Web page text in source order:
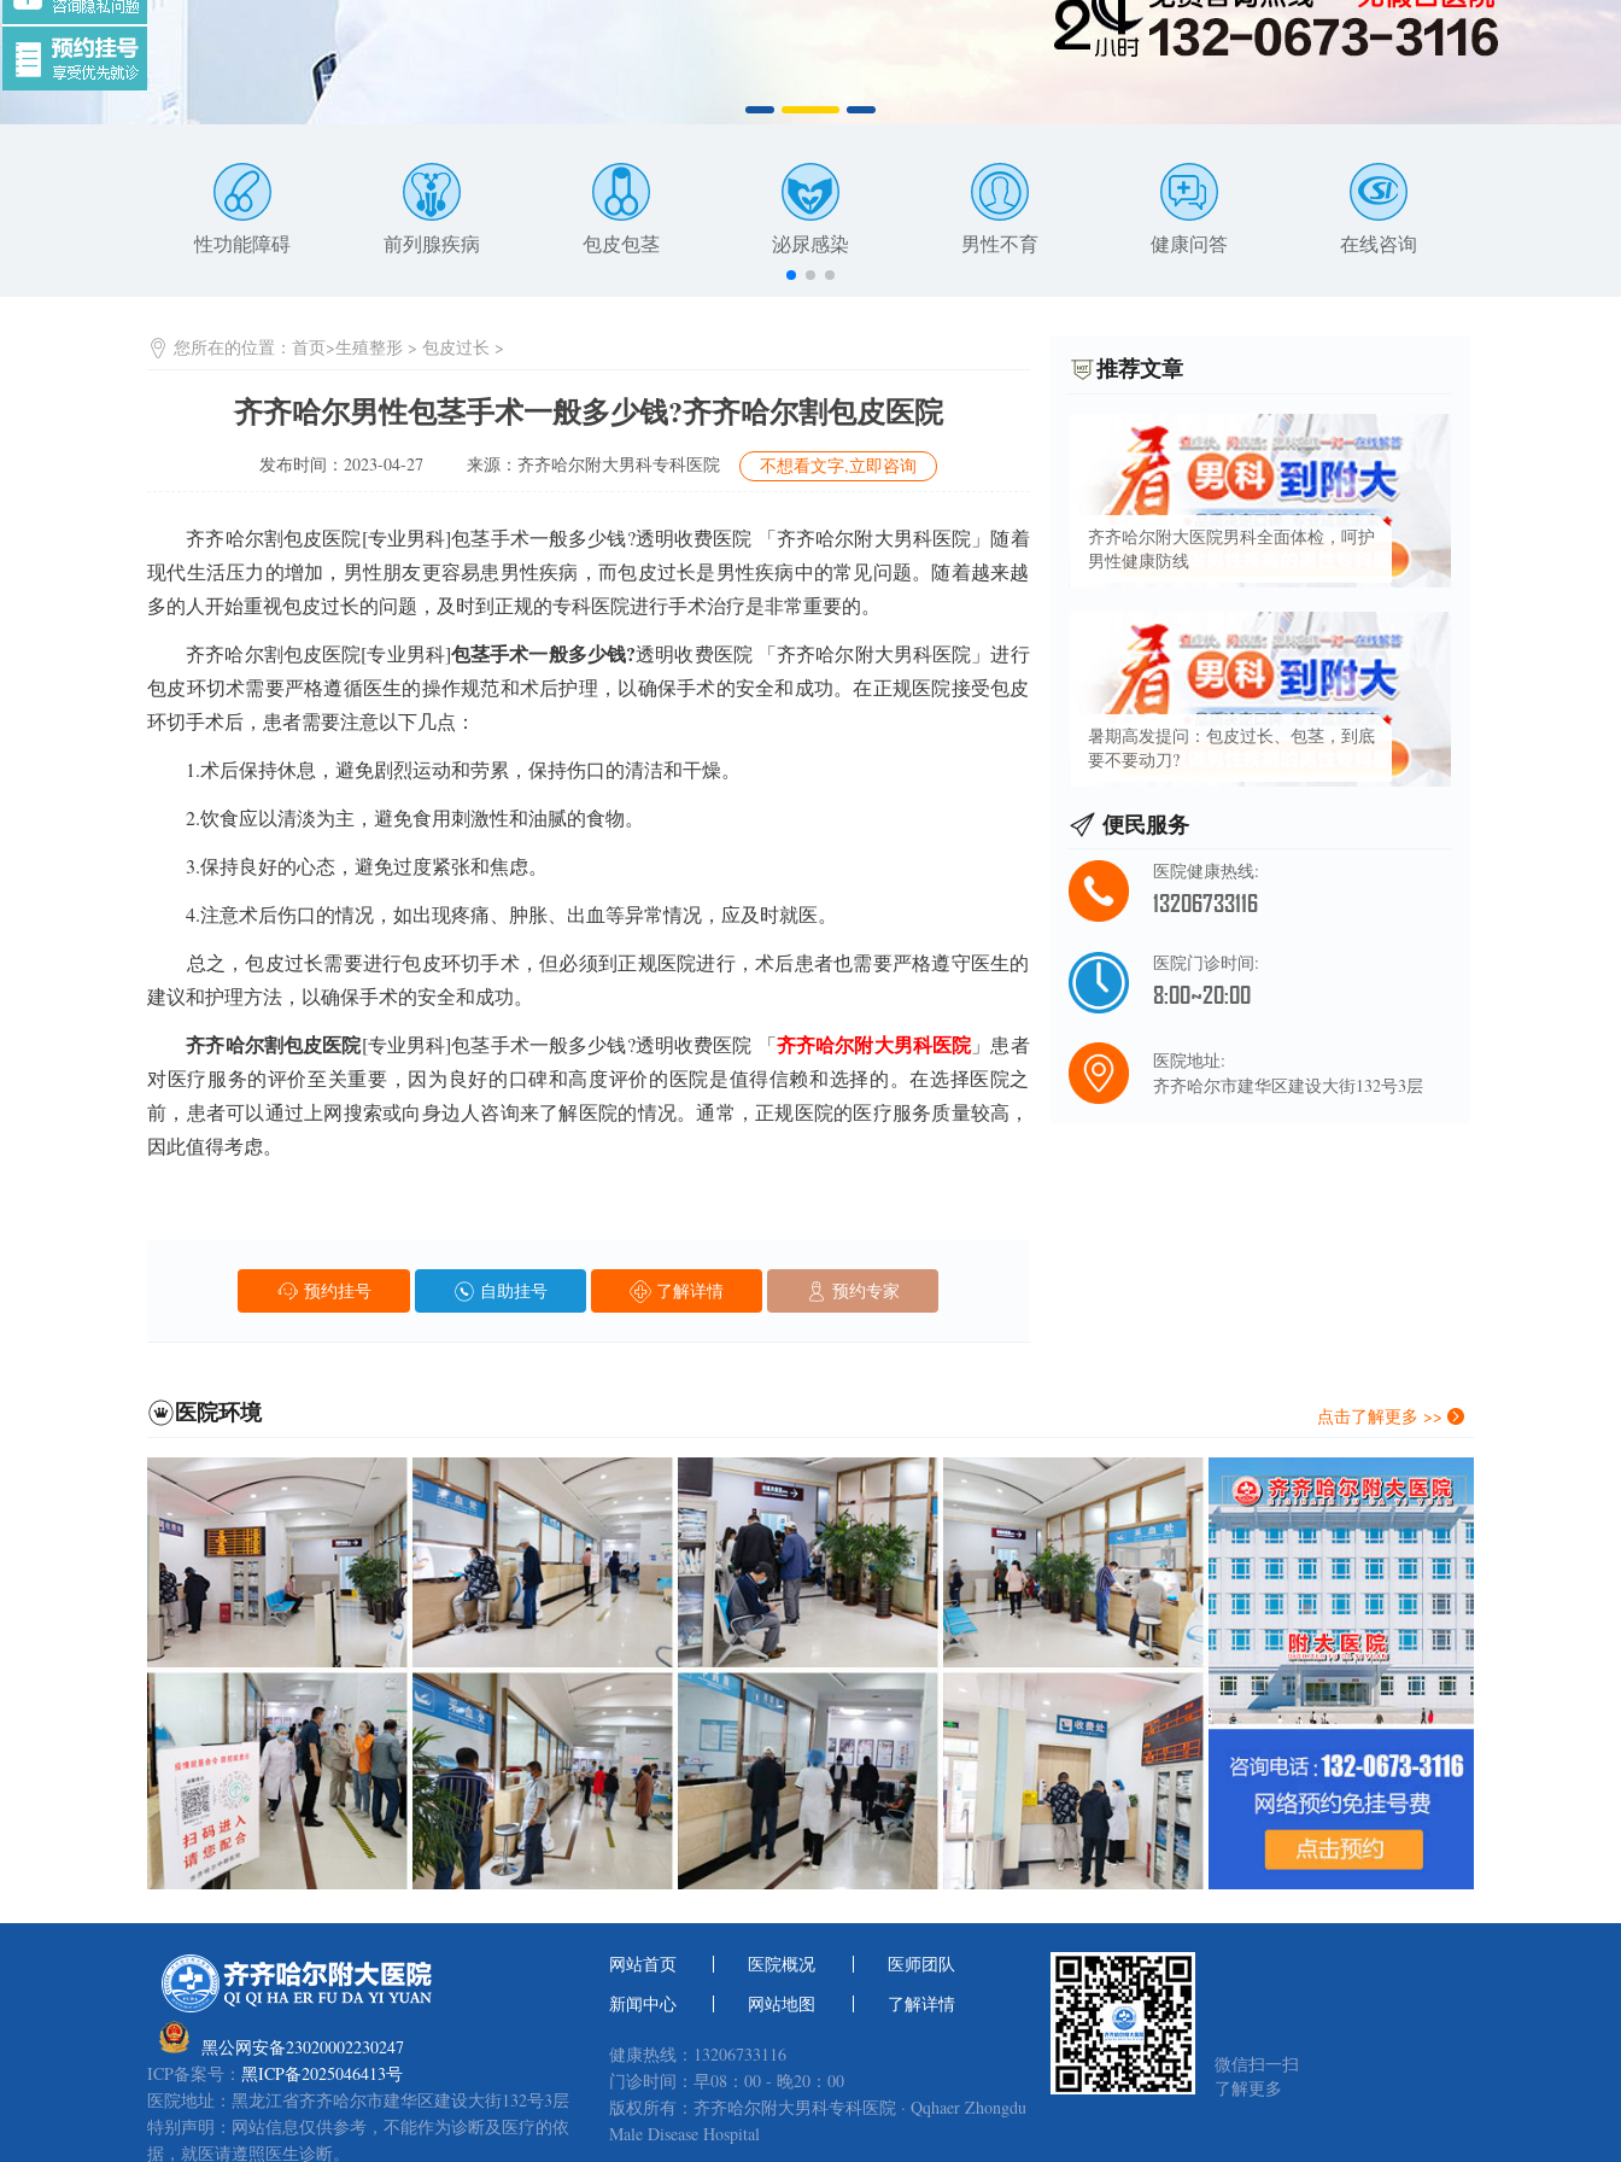
性功能障碍 前列腺疾病 包皮包茎 泌尿感染 男性不育 健康问答 在线咨询
您所在的位置：首页>生殖整形 >包皮过长 >
齐齐哈尔男性包茎手术一般多少钱?齐齐哈尔割包皮医院
发布时间：2023-04-27 来源：齐齐哈尔附大男科专科医院 不想看文字,立即咨询
齐齐哈尔割包皮医院[专业男科]包茎手术一般多少钱?透明收费医院 「齐齐哈尔附大男科医院」随着
现代生活压力的增加，男性朋友更容易患男性疾病，而包皮过长是男性疾病中的常见问题。随着越来越
多的人开始重视包皮过长的问题，及时到正规的专科医院进行手术治疗是非常重要的。
齐齐哈尔割包皮医院[专业男科]包茎手术一般多少钱?透明收费医院 「齐齐哈尔附大男科医院」进行
包皮环切术需要严格遵循医生的操作规范和术后护理，以确保手术的安全和成功。在正规医院接受包皮
环切手术后，患者需要注意以下几点：
1.术后保持休息，避免剧烈运动和劳累，保持伤口的清洁和干燥。
2.饮食应以清淡为主，避免食用刺激性和油腻的食物。
3.保持良好的心态，避免过度紧张和焦虑。
4.注意术后伤口的情况，如出现疼痛、肿胀、出血等异常情况，应及时就医。
总之，包皮过长需要进行包皮环切手术，但必须到正规医院进行，术后患者也需要严格遵守医生的
建议和护理方法，以确保手术的安全和成功。
齐齐哈尔割包皮医院[专业男科]包茎手术一般多少钱?透明收费医院 「齐齐哈尔附大男科医院」患者
对医疗服务的评价至关重要，因为良好的口碑和高度评价的医院是值得信赖和选择的。在选择医院之
前，患者可以通过上网搜索或向身边人咨询来了解医院的情况。通常，正规医院的医疗服务质量较高，
因此值得考虑。
预约挂号 自助挂号 了解详情 预约专家
推荐文章
齐齐哈尔附大医院男科全面体检，呵护
男性健康防线
暑期高发提问：包皮过长、包茎，到底
要不要动刀?
便民服务
医院健康热线:
13206733116
医院门诊时间:
8:00~20:00
医院地址:
齐齐哈尔市建华区建设大街132号3层
医院环境 点击了解更多 >>
黑公网安备23020002230247
ICP备案号： 黑ICP备2025046413号
医院地址：黑龙江省齐齐哈尔市建华区建设大街132号3层
特别声明：网站信息仅供参考，不能作为诊断及医疗的依
据，就医请遵照医生诊断。
网站首页 医院概况
医师团队
新闻中心
网站地图 了解详情
健康热线：13206733116
门诊时间：早08：00 - 晚20：00
版权所有：齐齐哈尔附大男科专科医院 · Qqhaer Zhongdu
Male Disease Hospital
微信扫一扫
了解更多